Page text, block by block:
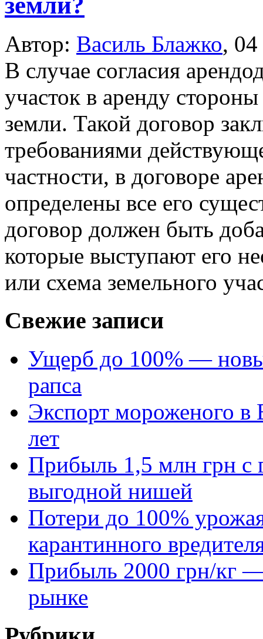
Автор: Василь Блажко,
В случае согласия
участок в аренду
земли. Такой договор
требованиями
частности, в договоре
определены все его
договор должен быть
которые выступают его
или схема земельного
Свежие записи
Ущерб до 100% —
рапса
Экспорт мороженого в
лет
Прибыль 1,5 млн грн с
выгодной нишей
Потери до 100%
карантинного
Прибыль 2000 грн/кг —
рынке